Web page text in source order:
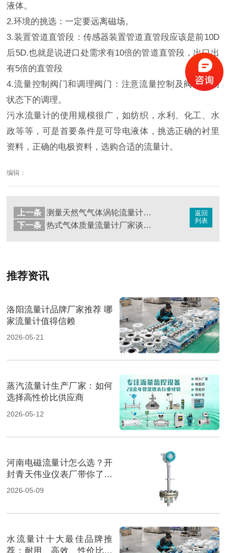
液体。
2.环境的挑选：一定要远离磁场。
3.装置管道直管段：传感器装置管道直管段应该是前10D
后5D.也就是说进口处需求有10倍的管道直管段，出口出
有5倍的直管段
4.流量控制阀门和调理阀门：注意流量控制及阀门不同
状态下的调理。
污水流量计的使用规模很广，如纺织，水利、化工、水
政等等，可是首要条件是可导电液体，挑选正确的衬里
资料，正确的电极资料，选购合适的流量计。
编辑：
返回
列表
上一条
测量天然气气体涡轮流量计在安装中的事项
下一条
热式气体质量流量计厂家谈在使用过程中的几点建议
推荐资讯
洛阳流量计品牌厂家推荐 哪
家流量计值得信赖
2026-05-21
蒸汽流量计生产厂家：如何
选择高性价比供应商
2026-05-12
河南电磁流量计怎么选？开
封青天伟业仪表厂带你了解
最佳选择
2026-05-09
水流量计十大最佳品牌推
荐：耐用、高效、性价比超